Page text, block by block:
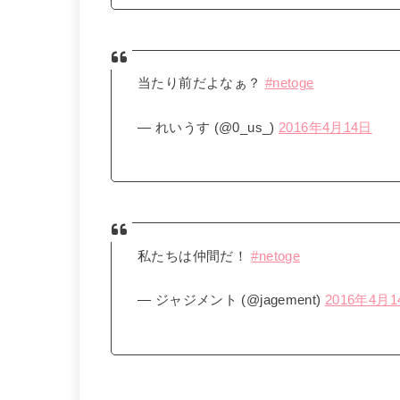
当たり前だよなぁ？ #netoge
— れいうす (@0_us_) 2016年4月14日
私たちは仲間だ！#netoge
— ジャジメント (@jagement) 2016年4月